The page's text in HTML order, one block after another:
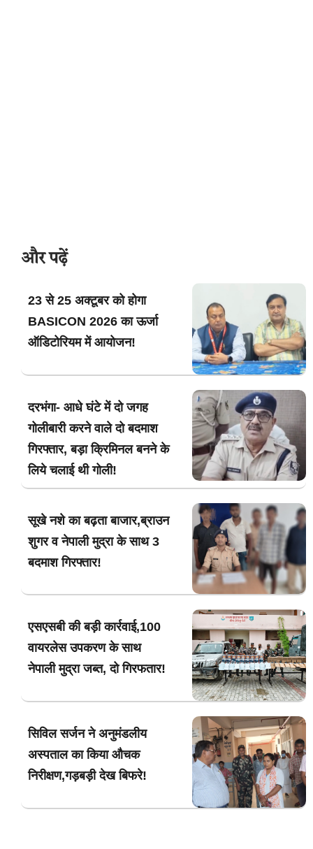
और पढ़ें
23 से 25 अक्टूबर को होगा
BASICON 2026 का ऊर्जा
ऑडिटोरियम में आयोजन!
दरभंगा- आधे घंटे में दो जगह
गोलीबारी करने वाले दो बदमाश
गिरफ्तार, बड़ा क्रिमिनल बनने के
लिये चलाई थी गोली!
सूखे नशे का बढ़ता बाजार,ब्राउन
शुगर व नेपाली मुद्रा के साथ 3
बदमाश गिरफ्तार!
एसएसबी की बड़ी कार्रवाई,100
वायरलेस उपकरण के साथ
नेपाली मुद्रा जब्त, दो गिरफतार!
सिविल सर्जन ने अनुमंडलीय
अस्पताल का किया औचक
निरीक्षण,गड़बड़ी देख बिफरे!